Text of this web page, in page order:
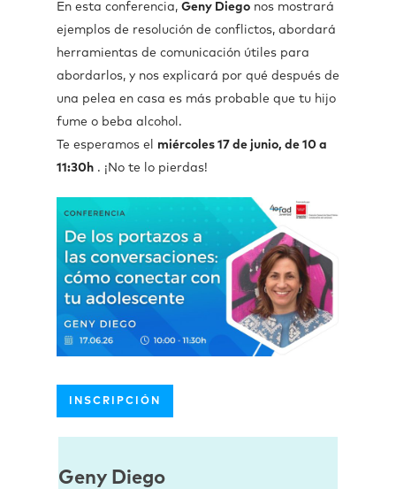
En esta conferencia, Geny Diego nos mostrará
ejemplos de resolución de conflictos, abordará
herramientas de comunicación útiles para
abordarlos, y nos explicará por qué después de
una pelea en casa es más probable que tu hijo
fume o beba alcohol.
Te esperamos el miércoles 17 de junio, de 10 a
11:30h . ¡No te lo pierdas!
INSCRIPCIÓN
Geny Diego